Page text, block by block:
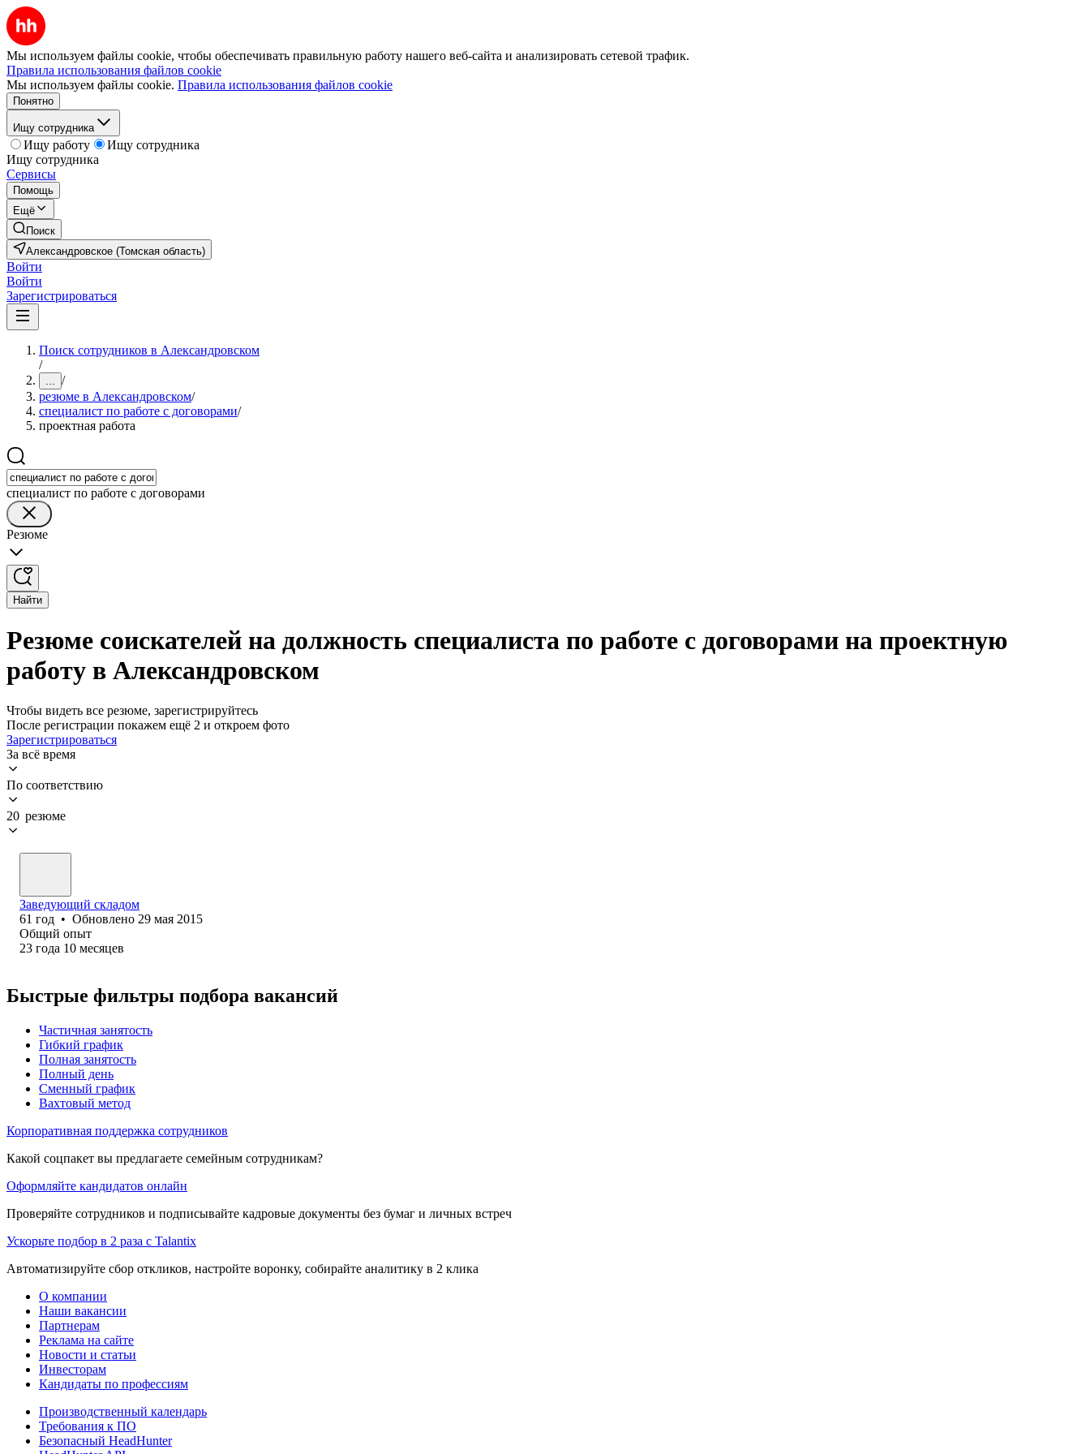
Мы используем файлы cookie, чтобы обеспечивать правильную работу нашего веб-сайта и анализировать сетевой трафик.
Правила использования файлов cookie
Мы используем файлы cookie. Правила использования файлов cookie
Понятно
Ищу сотрудника
Ищу работу
Ищу сотрудника
Ищу сотрудника
Сервисы
Помощь
Ещё
Поиск
Александровское (Томская область)
Войти
Войти
Зарегистрироваться
Поиск сотрудников в Александровском
/
... /
резюме в Александровском/
специалист по работе с договорами/
проектная работа
специалист по работе с договорами
Резюме
Найти
Резюме соискателей на должность специалиста по работе с договорами на проектную
работу в Александровском
Чтобы видеть все резюме, зарегистрируйтесь
После регистрации покажем ещё 2 и откроем фото
Зарегистрироваться
За всё время
По соответствию
20 резюме
Заведующий складом
61 год • Обновлено 29 мая 2015
Общий опыт
23 года 10 месяцев
Быстрые фильтры подбора вакансий
Частичная занятость
Гибкий график
Полная занятость
Полный день
Сменный график
Вахтовый метод
Корпоративная поддержка сотрудников
Какой соцпакет вы предлагаете семейным сотрудникам?
Оформляйте кандидатов онлайн
Проверяйте сотрудников и подписывайте кадровые документы без бумаг и личных встреч
Ускорьте подбор в 2 раза с Talantix
Автоматизируйте сбор откликов, настройте воронку, собирайте аналитику в 2 клика
О компании
Наши вакансии
Партнерам
Реклама на сайте
Новости и статьи
Инвесторам
Кандидаты по профессиям
Производственный календарь
Требования к ПО
Безопасный HeadHunter